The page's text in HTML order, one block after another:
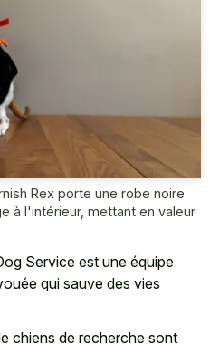
Rex porte une robe noire
à l'intérieur, mettant en valeur
Service est une équipe
qui sauve des vies
chiens de recherche sont